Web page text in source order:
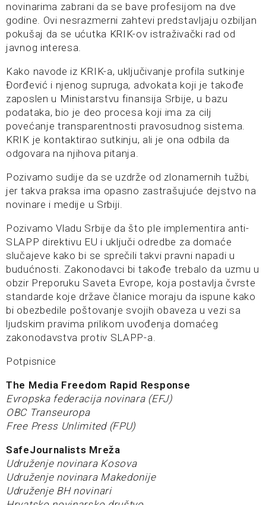
novinarima zabrani da se bave profesijom na dve
godine. Ovi nesrazmerni zahtevi predstavljaju ozbiljan
pokušaj da se ućutka KRIK-ov istraživački rad od
javnog interesa.
Kako navode iz KRIK-a, uključivanje profila sutkinje
Đorđević i njenog supruga, advokata koji je takođe
zaposlen u Ministarstvu finansija Srbije, u bazu
podataka, bio je deo procesa koji ima za cilj
povećanje transparentnosti pravosudnog sistema.
KRIK je kontaktirao sutkinju, ali je ona odbila da
odgovara na njihova pitanja.
Pozivamo sudije da se uzdrže od zlonamernih tužbi,
jer takva praksa ima opasno zastrašujuće dejstvo na
novinare i medije u Srbiji.
Pozivamo Vladu Srbije da što ple implementira anti-
SLAPP direktivu EU i uključi odredbe za domaće
slučajeve kako bi se sprečili takvi pravni napadi u
budućnosti. Zakonodavci bi takođe trebalo da uzmu u
obzir Preporuku Saveta Evrope, koja postavlja čvrste
standarde koje države članice moraju da ispune kako
bi obezbedile poštovanje svojih obaveza u vezi sa
ljudskim pravima prilikom uvođenja domaćeg
zakonodavstva protiv SLAPP-a.
Potpisnice
The Media Freedom Rapid Response
Evropska federacija novinara (EFJ)
OBC Transeuropa
Free Press Unlimited (FPU)
SafeJournalists Mreža
Udruženje novinara Kosova
Udruženje novinara Makedonije
Udruženje BH novinari